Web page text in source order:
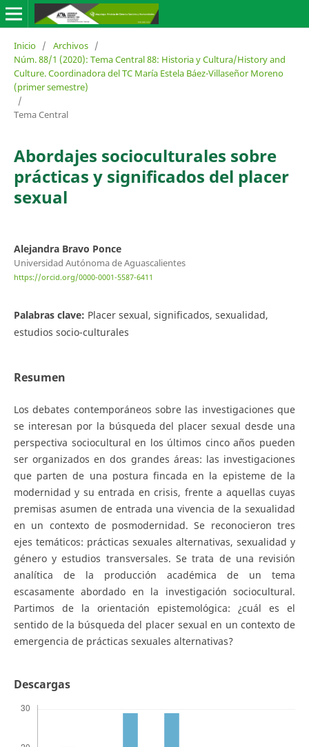
Inicio / Archivos /
Núm. 88/1 (2020): Tema Central 88: Historia y Cultura/History and
Culture. Coordinadora del TC María Estela Báez-Villaseñor Moreno
(primer semestre)
/
Tema Central
Abordajes socioculturales sobre
prácticas y significados del placer
sexual
Alejandra Bravo Ponce
Universidad Autónoma de Aguascalientes
https://orcid.org/0000-0001-5587-6411
Palabras clave: Placer sexual, significados, sexualidad,
estudios socio-culturales
Resumen
Los debates contemporáneos sobre las investigaciones que
se interesan por la búsqueda del placer sexual desde una
perspectiva sociocultural en los últimos cinco años pueden
ser organizados en dos grandes áreas: las investigaciones
que parten de una postura fincada en la episteme de la
modernidad y su entrada en crisis, frente a aquellas cuyas
premisas asumen de entrada una vivencia de la sexualidad
en un contexto de posmodernidad. Se reconocieron tres
ejes temáticos: prácticas sexuales alternativas, sexualidad y
género y estudios transversales. Se trata de una revisión
analítica de la producción académica de un tema
escasamente abordado en la investigación sociocultural.
Partimos de la orientación epistemológica: ¿cuál es el
sentido de la búsqueda del placer sexual en un contexto de
emergencia de prácticas sexuales alternativas?
Descargas